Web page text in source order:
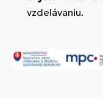
vzdelávaniu.